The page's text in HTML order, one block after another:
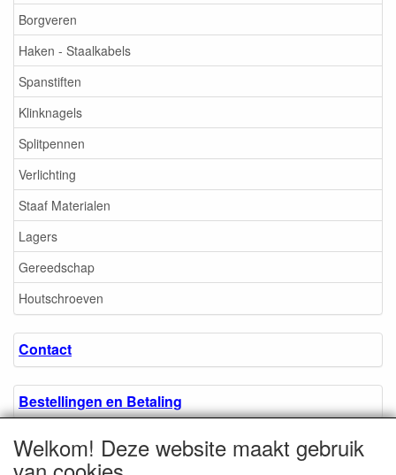
Borgveren
Haken - Staalkabels
Spanstiften
Klinknagels
Splitpennen
Verlichting
Staaf Materialen
Lagers
Gereedschap
Houtschroeven
Contact
Bestellingen en Betaling
Algemene voorwaarden
Welkom! Deze website maakt gebruik